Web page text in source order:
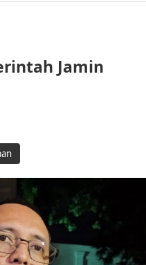
Jamin